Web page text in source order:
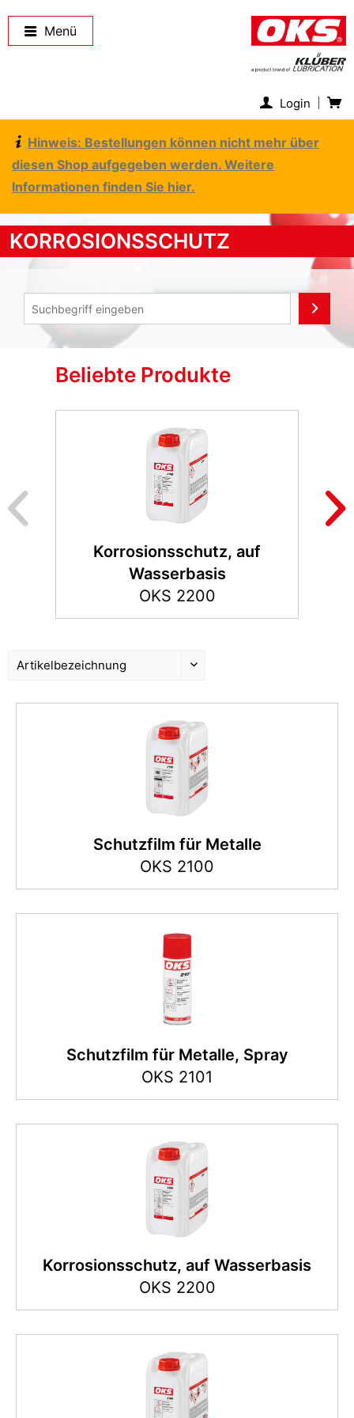
Menü
Login
Hinweis: Bestellungen können nicht mehr über
diesen Shop aufgegeben werden. Weitere
Informationen finden Sie hier.
KORROSIONSSCHUTZ
Beliebte Produkte
Korrosionsschutz, auf
Wasserbasis
OKS 2200
Schutzfilm für Metalle
OKS 2100
Schutzfilm für Metalle, Spray
OKS 2101
Korrosionsschutz, auf Wasserbasis
OKS 2200